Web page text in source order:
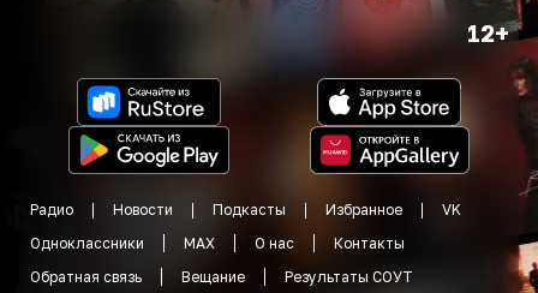
12+
Радио Новости Подкасты Избранное
VK
Одноклассники
MAX О нас
Контакты
Обратная связь
Вещание Результаты СОУТ